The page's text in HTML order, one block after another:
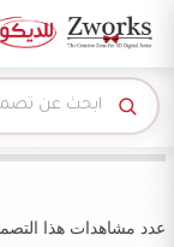
عدد مشاهدات هذا التصميم 1,140
Zworks للديكور